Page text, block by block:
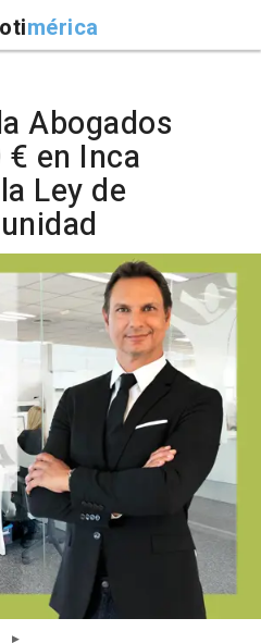
mérica
Abogados
en Inca
Ley de